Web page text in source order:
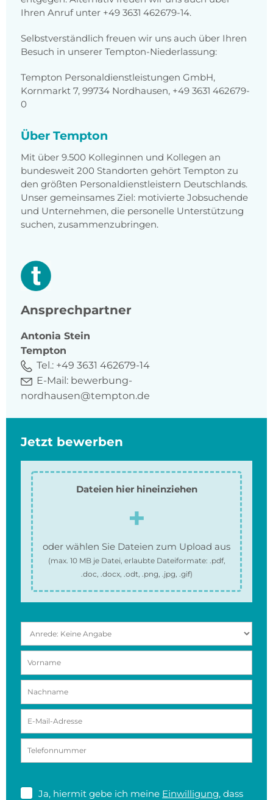
Ihren Anruf unter +49 3631 462679-14.
Selbstverständlich freuen wir uns auch über Ihren
Besuch in unserer Tempton-Niederlassung:
Tempton Personaldienstleistungen GmbH,
Kornmarkt 7, 99734 Nordhausen, +49 3631 462679-
0
Über Tempton
Mit über 9.500 Kolleginnen und Kollegen an
bundesweit 200 Standorten gehört Tempton zu
den größten Personaldienstleistern Deutschlands.
Unser gemeinsames Ziel: motivierte Jobsuchende
und Unternehmen, die personelle Unterstützung
suchen, zusammenzubringen.
Ansprechpartner
Antonia Stein
Tempton
Tel.: +49 3631 462679-14
E-Mail: bewerbung-
nordhausen@tempton.de
Jetzt bewerben
Dateien hier hineinziehen
oder wählen Sie Dateien zum Upload aus
(max. 10 MBje Datei, erlaubte Dateiformate: .pdf,
.doc, .docx, .odt, .png, .jpg, .gif)
Ja, hiermit gebe ich meine Einwilligung, dass